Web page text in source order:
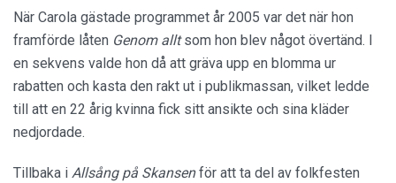
När Carola gästade programmet år 2005 var det när hon
framförde låten Genom alltsom hon blev något övertänd. I
en sekvens valde hon då att gräva upp en blomma ur
rabatten och kasta den rakt ut i publikmassan, vilket ledde
till att en 22 årig kvinna fick sitt ansikte och sina kläder
nedjordade.
Tillbaka i Allsång på Skansenför att ta del av folkfesten